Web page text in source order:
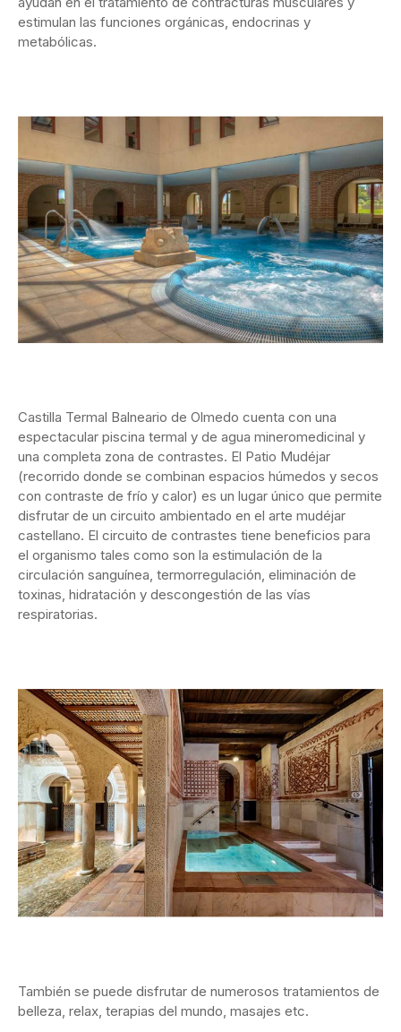
estimulan las funciones orgánicas, endocrinas y
metabólicas.
Castilla Termal Balneario de Olmedo cuenta con una
espectacular piscina termal y de agua mineromedicinal y
una completa zona de contrastes. El Patio Mudéjar
(recorrido donde se combinan espacios húmedos y secos
con contraste de frío y calor) es un lugar único que permite
disfrutar de un circuito ambientado en el arte mudéjar
castellano. El circuito de contrastes tiene beneficios para
el organismo tales como son la estimulación de la
circulación sanguínea, termorregulación, eliminación de
toxinas, hidratación y descongestión de las vías
respiratorias.
También se puede disfrutar de numerosos tratamientos de
belleza, relax, terapias del mundo, masajes etc.